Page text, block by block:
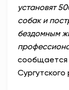
установят
собак и
бездомным
сообщается